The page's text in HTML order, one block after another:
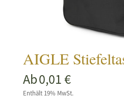
AIGLE
Ab0,01€
Enthält 19% MwSt.